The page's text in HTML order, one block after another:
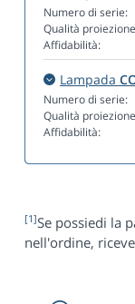
Numero di serie:
Qualità
Affidabilità:
Lampada
Numero di serie:
Qualità
Affidabilità:
[1]Se possiedi la
nell'ordine,